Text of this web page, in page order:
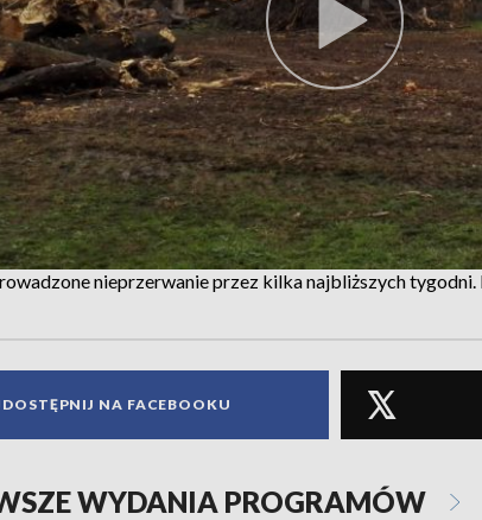
nieprzerwanie przez kilka najbliższych
NA FACEBOOKU
WYDANIA PROGRAMÓW